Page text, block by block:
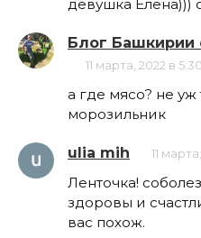
девушка Елена)))
Блог Башкирии
11 марта, 2022 в
а где мясо? не уж
морозильник
ulia mih 11
Ленточка!
здоровы и
вас похож.